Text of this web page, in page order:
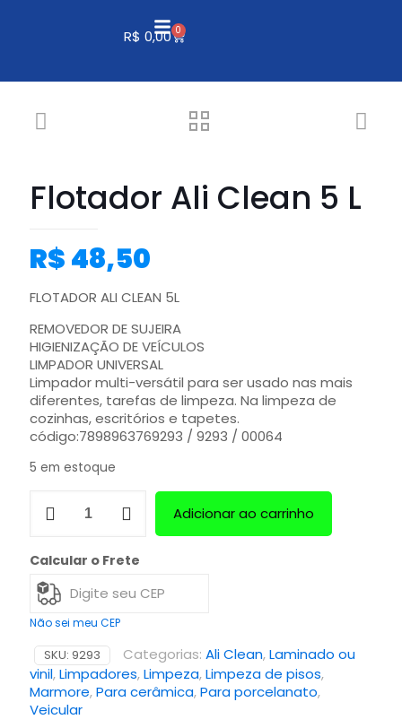
R$ 0,00 0
Flotador Ali Clean 5 L
R$48,50
FLOTADOR ALI CLEAN 5L
REMOVEDOR DE SUJEIRA
HIGIENIZAÇÃO DE VEÍCULOS
LIMPADOR UNIVERSAL
Limpador multi-versátil para ser usado nas mais
diferentes, tarefas de limpeza. Na limpeza de
cozinhas, escritórios e tapetes.
código:7898963769293 / 9293 / 00064
5 em estoque
Adicionar ao carrinho
Calcular o Frete
Não sei meu CEP
SKU: 9293 Categorias: Ali Clean,Laminado ou
vinil,Limpadores,Limpeza,Limpeza de pisos,
Marmore,Para cerâmica,Para porcelanato,
Veicular